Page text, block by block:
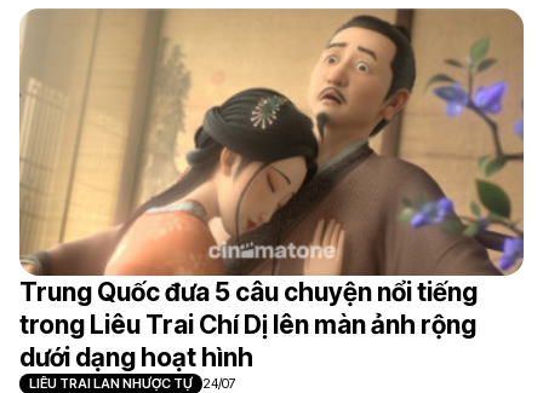
Trung Quốc đưa 5 câu chuyện nổi tiếng
trong Liêu Trai Chí Dị lên màn ảnh rộng
dưới dạng hoạt hình
LIÊU TRAI LAN NHƯỢC TỰ 24/07